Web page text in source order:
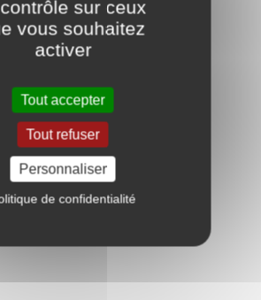
sur ceux
vous souhaitez
activer
Tout accepter
Tout refuser
Personnaliser
de confidentialité